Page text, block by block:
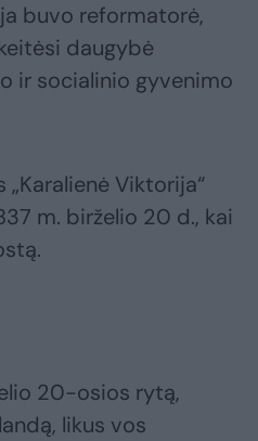
buvo reformatorė,
daugybė
ir socialinio gyvenimo
Viktorija“
m. birželio 20 d., kai
20-osios rytą,
likus vos